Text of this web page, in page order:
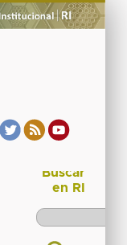
Buscar
en RI